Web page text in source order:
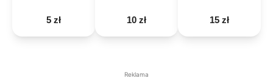
5 zł 10 zł 15 zł
Reklama